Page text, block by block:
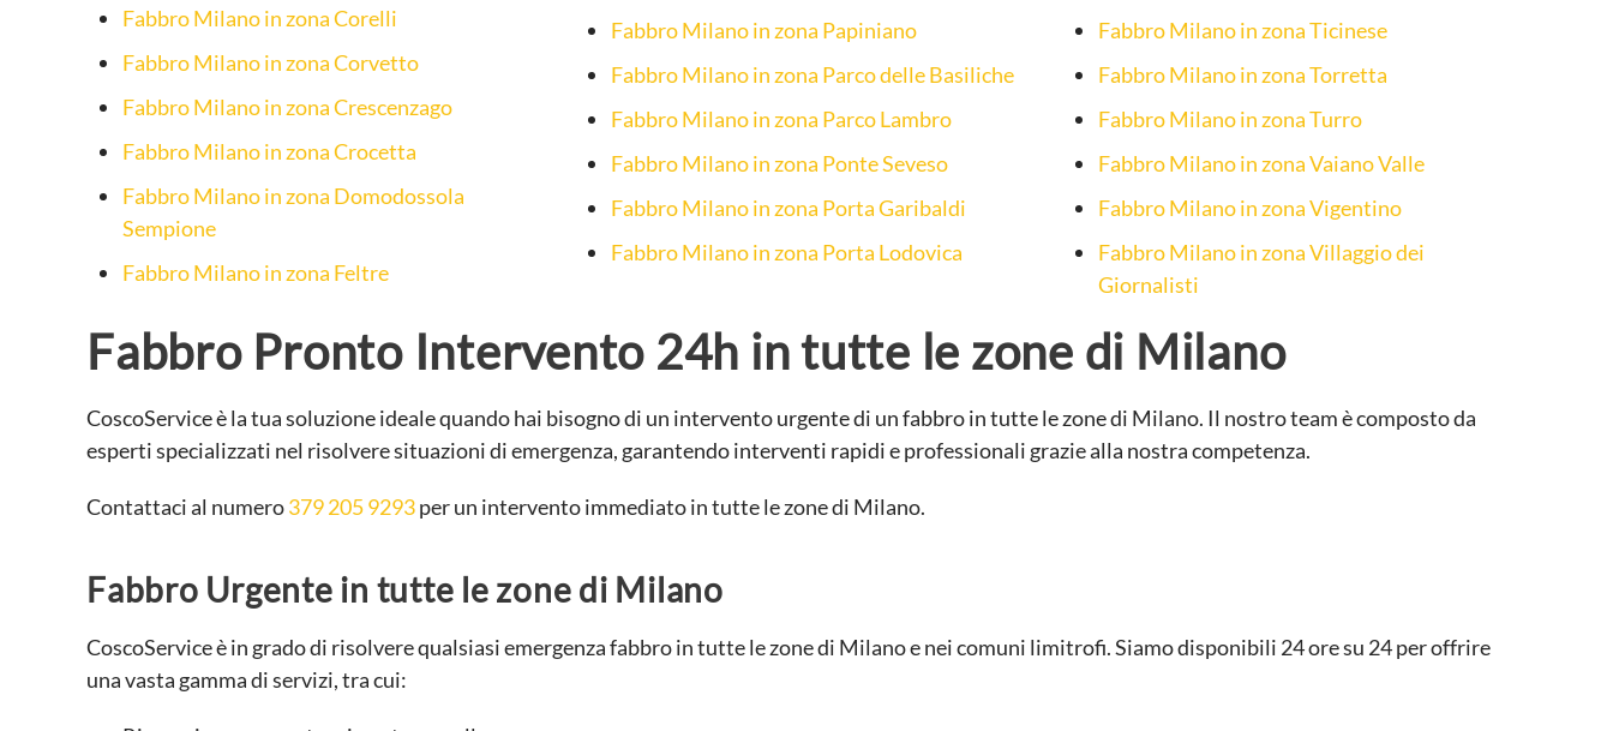
Fabbro Milano in zona Corelli
Fabbro Milano in zona Corvetto
Fabbro Milano in zona Crescenzago
Fabbro Milano in zona Crocetta
Fabbro Milano in zona Domodossola
Sempione
Fabbro Milano in zona Feltre
Fabbro Milano in zona Papiniano
Fabbro Milano in zona Parco delle Basiliche
Fabbro Milano in zona Parco Lambro
Fabbro Milano in zona Ponte Seveso
Fabbro Milano in zona Porta Garibaldi
Fabbro Milano in zona Porta Lodovica
Fabbro Milano in zona Ticinese
Fabbro Milano in zona Torretta
Fabbro Milano in zona Turro
Fabbro Milano in zona Vaiano Valle
Fabbro Milano in zona Vigentino
Fabbro Milano in zona Villaggio dei
Giornalisti
Fabbro Pronto Intervento 24h in tutte le zone di Milano
CoscoService è la tua soluzione ideale quando hai bisogno di un intervento urgente di un fabbro in tutte le zone di Milano. Il nostro team è composto da
esperti specializzati nel risolvere situazioni di emergenza, garantendo interventi rapidi e professionali grazie alla nostra competenza.
Contattaci al numero379 205 9293per un intervento immediato in tutte le zone di Milano.
Fabbro Urgente in tutte le zone di Milano
CoscoService è in grado di risolvere qualsiasi emergenza fabbro in tutte le zone di Milano e nei comuni limitrofi. Siamo disponibili 24 ore su 24 per offrire
una vasta gamma di servizi, tra cui: